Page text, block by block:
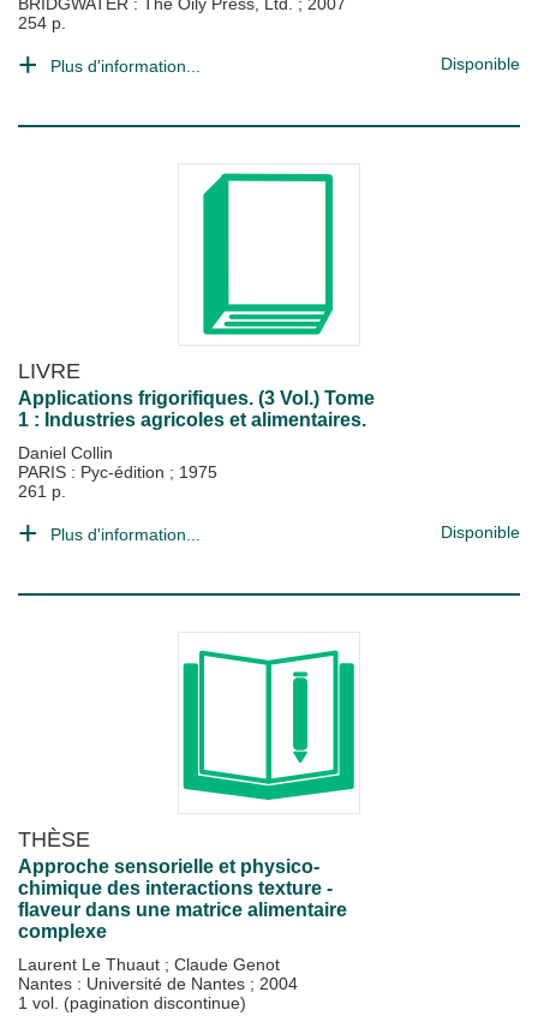
254 p.
Plus d'information... Disponible
LIVRE
Applications frigorifiques. (3 Vol.) Tome
1 : Industries agricoles et alimentaires.
Daniel Collin
PARIS : Pyc-édition ; 1975
261 p.
Plus d'information... Disponible
THÈSE
Approche sensorielle et physico-
chimique des interactions texture -
flaveur dans une matrice alimentaire
complexe
Laurent Le Thuaut ; Claude Genot
Nantes : Université de Nantes ; 2004
1 vol. (pagination discontinue)